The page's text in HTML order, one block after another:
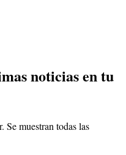
noticias en tu
Se muestran todas las